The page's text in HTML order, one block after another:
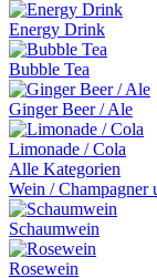
Energy Drink
Bubble Tea
Ginger Beer / Ale
Limonade / Cola
Alle Kategorien
Wein / Champagner
Schaumwein
Rosewein